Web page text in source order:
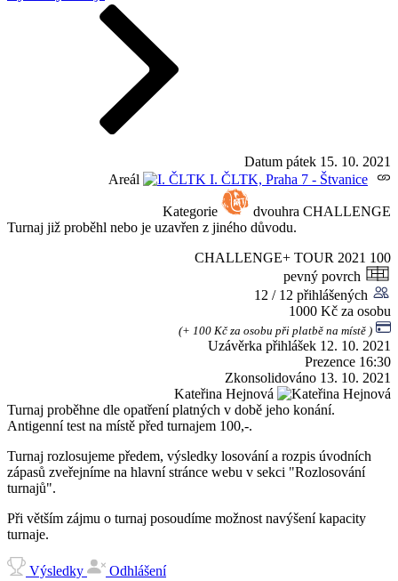
Datum pátek 15. 10. 2021
Areál
I. ČLTK, Praha 7 - Štvanice
Kategorie
dvouhra CHALLENGE
Turnaj již proběhl nebo je uzavřen z jiného důvodu.
CHALLENGE+ TOUR 2021 100
pevný povrch
12 / 12 přihlášených
1000 Kč za osobu
(+ 100 Kč za osobu při platbě na místě )
Uzávěrka přihlášek 12. 10. 2021
Prezence 16:30
Zkonsolidováno 13. 10. 2021
Kateřina Hejnová
Turnaj proběhne dle opatření platných v době jeho konání.
Antigenní test na místě před turnajem 100,-.
Turnaj rozlosujeme předem, výsledky losování a rozpis úvodních
zápasů zveřejníme na hlavní stránce webu v sekci "Rozlosování
turnajů".
Při větším zájmu o turnaj posoudíme možnost navýšení kapacity
turnaje.
Výsledky
Odhlášení